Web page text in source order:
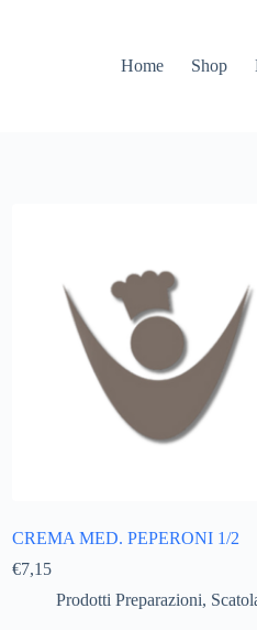
Home
Shop
CREMA MED. PEPERONI 1/2
€7,15
Prodotti Preparazioni,